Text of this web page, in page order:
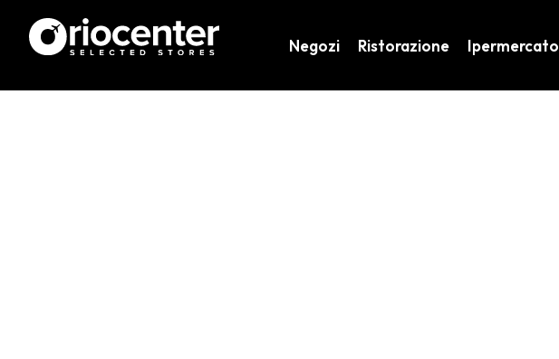
Negozi Ristorazione Ipermercato